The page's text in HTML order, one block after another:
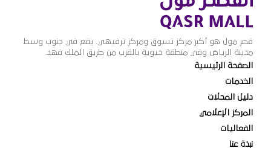
قصر مول هو أكبر مركز تسوق ومركز ترفيهي. يقع في جنوب وسط
مدينة الرياض وفي منطقة حيوية بالقرب من طريق الملك فهد.
الصفحة الرئيسية
الخدمات
دليل المحلات
المركز الإعلامي
الفعاليات
نبذة عنا